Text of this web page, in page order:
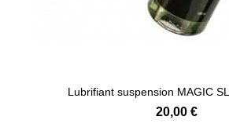
Lubrifiant suspension MAGIC
20,00 €